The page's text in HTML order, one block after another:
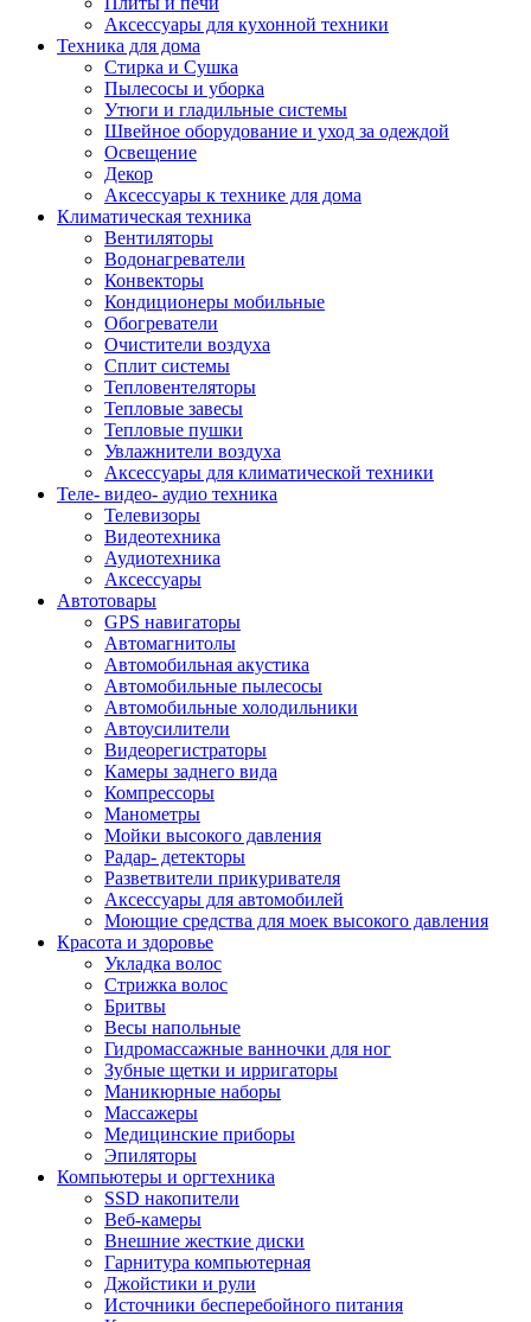
Аксессуары для кухонной техники
Техника для дома
Стирка и Сушка
Пылесосы и уборка
Утюги и гладильные системы
Швейное оборудование и уход за одеждой
Освещение
Декор
Аксессуары к технике для дома
Климатическая техника
Вентиляторы
Водонагреватели
Конвекторы
Кондиционеры мобильные
Обогреватели
Очистители воздуха
Сплит системы
Тепловентеляторы
Тепловые завесы
Тепловые пушки
Увлажнители воздуха
Аксессуары для климатической техники
Теле- видео- аудио техника
Телевизоры
Видеотехника
Аудиотехника
Аксессуары
Автотовары
GPS навигаторы
Автомагнитолы
Автомобильная акустика
Автомобильные пылесосы
Автомобильные холодильники
Автоусилители
Видеорегистраторы
Камеры заднего вида
Компрессоры
Манометры
Мойки высокого давления
Радар- детекторы
Разветвители прикуривателя
Аксессуары для автомобилей
Моющие средства для моек высокого давления
Красота и здоровье
Укладка волос
Стрижка волос
Бритвы
Весы напольные
Гидромассажные ванночки для ног
Зубные щетки и ирригаторы
Маникюрные наборы
Массажеры
Медицинские приборы
Эпиляторы
Компьютеры и оргтехника
SSD накопители
Веб-камеры
Внешние жесткие диски
Гарнитура компьютерная
Джойстики и рули
Источники бесперебойного питания